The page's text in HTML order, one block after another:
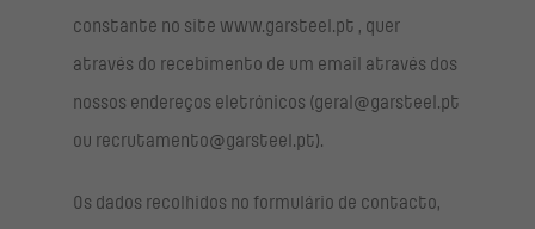
constante no site www.garsteel.pt , quer
através do recebimento de um email através dos
nossos endereços eletrónicos (geral@garsteel.pt
ou recrutamento@garsteel.pt).
Os dados recolhidos no formulário de contacto,